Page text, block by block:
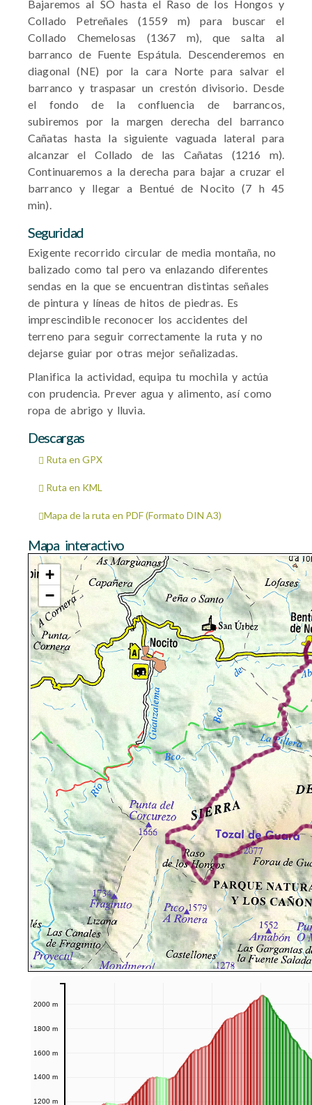
Bajaremos al SO hasta el Raso de los Hongos y
Collado Petreñales (1559 m) para buscar el
Collado Chemelosas (1367 m), que salta al
barranco de Fuente Espátula. Descenderemos en
diagonal (NE) por la cara Norte para salvar el
barranco y traspasar un crestón divisorio. Desde
el fondo de la confluencia de barrancos,
subiremos por la margen derecha del barranco
Cañatas hasta la siguiente vaguada lateral para
alcanzar el Collado de las Cañatas (1216 m).
Continuaremos a la derecha para bajar a cruzar el
barranco y llegar a Bentué de Nocito (7 h 45
min).
Seguridad
Exigente recorrido circular de media montaña, no
balizado como tal pero va enlazando diferentes
sendas en la que se encuentran distintas señales
de pintura y líneas de hitos de piedras. Es
imprescindible reconocer los accidentes del
terreno para seguir correctamente la ruta y no
dejarse guiar por otras mejor señalizadas.
Planifica la actividad, equipa tu mochila y actúa
con prudencia. Prever agua y alimento, así como
ropa de abrigo y lluvia.
Descargas
Ruta en GPX
Ruta en KML
Mapa de la ruta en PDF (Formato DIN A3)
Mapa interactivo
+
−
1200 m
1400 m
1600 m
1800 m
2000 m